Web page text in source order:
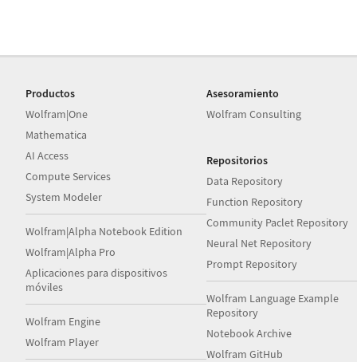
Productos
Wolfram|One
Mathematica
AI Access
Compute Services
System Modeler
Wolfram|Alpha Notebook Edition
Wolfram|Alpha Pro
Aplicaciones para dispositivos
móviles
Wolfram Engine
Wolfram Player
Asesoramiento
Wolfram Consulting
Repositorios
Data Repository
Function Repository
Community Paclet Repository
Neural Net Repository
Prompt Repository
Wolfram Language Example
Repository
Notebook Archive
Wolfram GitHub